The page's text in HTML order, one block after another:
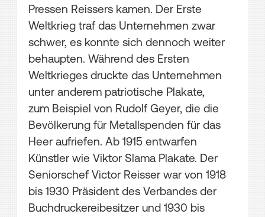
Pressen Reissers kamen. Der Erste
Weltkrieg traf das Unternehmen zwar
schwer, es konnte sich dennoch weiter
behaupten. Während des Ersten
Weltkrieges druckte das Unternehmen
unter anderem patriotische Plakate,
zum Beispiel von Rudolf Geyer, die die
Bevölkerung für Metallspenden für das
Heer aufriefen. Ab 1915 entwarfen
Künstler wie Viktor Slama Plakate. Der
Seniorschef Victor Reisser war von 1918
bis 1930 Präsident des Verbandes der
Buchdruckereibesitzer und 1930 bis